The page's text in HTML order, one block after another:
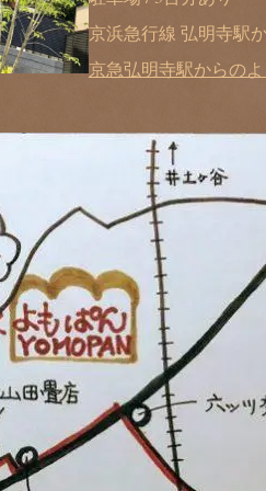
京浜急行線 弘明寺駅
京急弘明寺駅からの